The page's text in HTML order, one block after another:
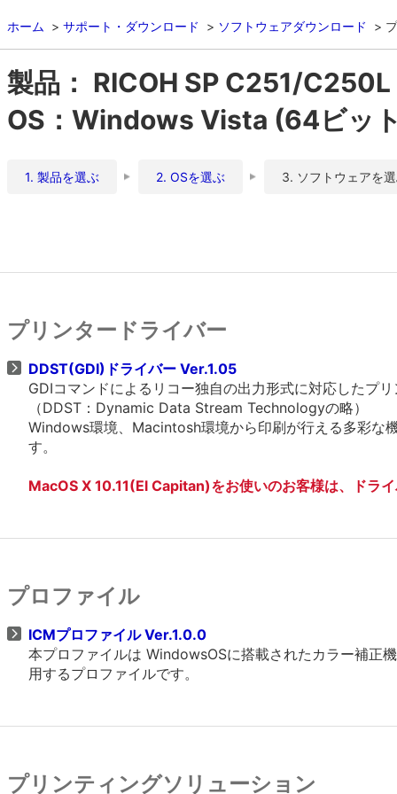
ホーム サポート・ダウンロード ソフトウェアダウンロード
製品： RICOH SP C251/C250L
OS：Windows Vista (64ビッ
1. 製品を選ぶ 2. OSを選ぶ 3. ソフトウェアを
プリンタードライバー
DDST(GDI)ドライバー Ver.1.05
GDIコマンドによるリコー独自の出力形式に対応したプ
（DDST：Dynamic Data Stream Technologyの略）
Windows環境、Macintosh環境から印刷が行える多彩な
す。
MacOS X 10.11(El Capitan)をお使いのお客様は、ドラ
プロファイル
ICMプロファイル Ver.1.0.0
本プロファイルは WindowsOSに搭載されたカラー補正
用するプロファイルです。
プリンティングソリューション